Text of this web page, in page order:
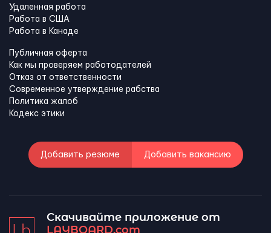
Удаленная работа
Работа в США
Работа в Канадe
Публичная оферта
Как мы проверяем работодателей
Отказ от ответственности
Современное утверждение рабства
Политика жалоб
Кодекс этики
Добавить резюме Добавить вакансию
Скачивайте приложение от
LAYBOARD.com